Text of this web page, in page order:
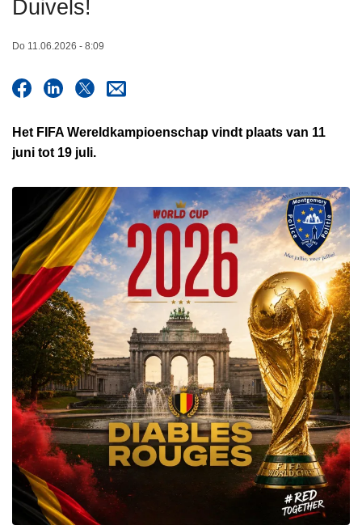
Duivels!
Do 11.06.2026 - 8:09
Het FIFA Wereldkampioenschap vindt plaats van 11
juni tot 19 juli.